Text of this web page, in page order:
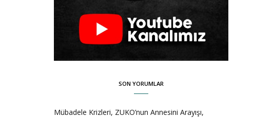
SON YORUMLAR
Mübadele Krizleri, ZUKO’nun Annesini Arayışı,